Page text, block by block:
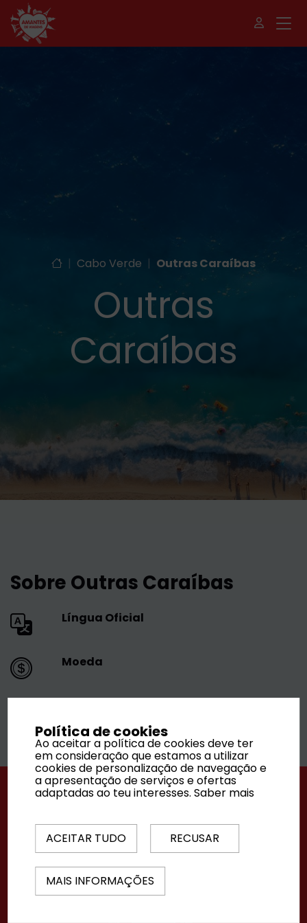
| Cabo Verde | Outras Caraíbas
Outras
Caraíbas
Sobre Outras Caraíbas
Língua Oficial
Moeda
Política de cookies
Ao aceitar a política de cookies deve ter
em consideração que estamos a utilizar
cookies de personalização de navegação e
a apresentação de serviços e ofertas
adaptadas ao teu interesses.Saber mais
ACEITAR TUDO RECUSAR
MAIS INFORMAÇÕES